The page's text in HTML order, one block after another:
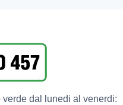
dal lunedi al venerdi: